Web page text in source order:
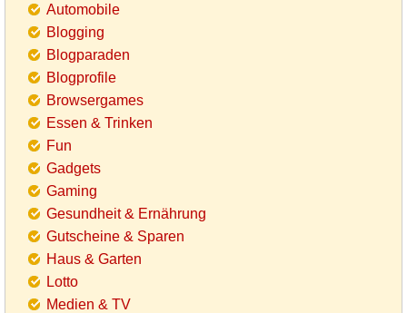
Automobile
Blogging
Blogparaden
Blogprofile
Browsergames
Essen & Trinken
Fun
Gadgets
Gaming
Gesundheit & Ernährung
Gutscheine & Sparen
Haus & Garten
Lotto
Medien & TV